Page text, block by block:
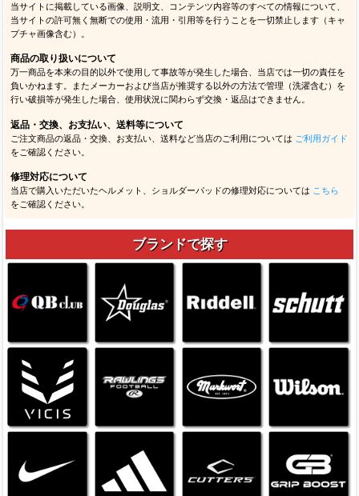
当サイトに掲載している画像、説明文、コンテンツ内容等のすべての情報について、
当サイトの許可無く無断での使用・流用・引用等を行うことを一切禁止します（キャ
プチャ画像含む）。
商品の取り扱いについて
万一商品を本来の目的以外で使用して事故等が発生した場合、当店では一切の責任を
負いかねます。またメーカーおよび当店が推奨する以外の方法で管理（洗濯含む）を
行い破損等が発生した場合、使用状況に関わらず交換・返品はできません。
返品・交換、お支払い、送料等について
ご注文商品の返品・交換、お支払い、送料など当店のご利用については ご利用ガイド
をご確認ください。
修理対応について
当店で購入いただいたヘルメット、ショルダーパッドの修理対応については こちら
をご確認ください。
ブランドで探す